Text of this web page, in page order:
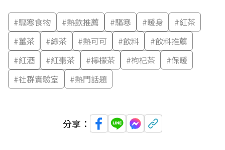
#驅寒食物 #熱飲推薦 #驅寒 #暖身 #紅茶
#薑茶 #綠茶 #熱可可 #飲料 #飲料推薦
#紅酒 #紅棗茶 #檸檬茶 #枸杞茶 #保暖
#社群實驗室 #熱門話題
分享：